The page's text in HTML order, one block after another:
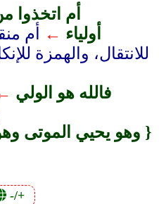
أم اتخذوا
أولياء ←
أم
للانتقال، والهمزة
فالله هو الولي
وهو يحيي الموتى
-/+